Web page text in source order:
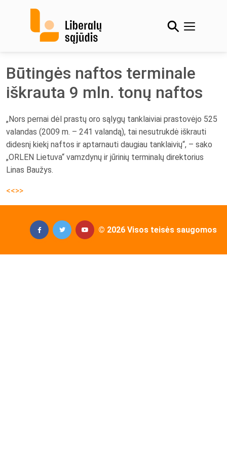
Būtingės naftos terminale
iškrauta 9 mln. tonų naftos
„Nors pernai dėl prastų oro sąlygų tanklaiviai prastovėjo 525
valandas (2009 m. – 241 valandą), tai nesutrukdė iškrauti
didesnį kiekį naftos ir aptarnauti daugiau tanklaivių“, – sako
„ORLEN Lietuva“ vamzdynų ir jūrinių terminalų direktorius
Linas Baužys.
<<>>
© 2026 Visos teisės saugomos